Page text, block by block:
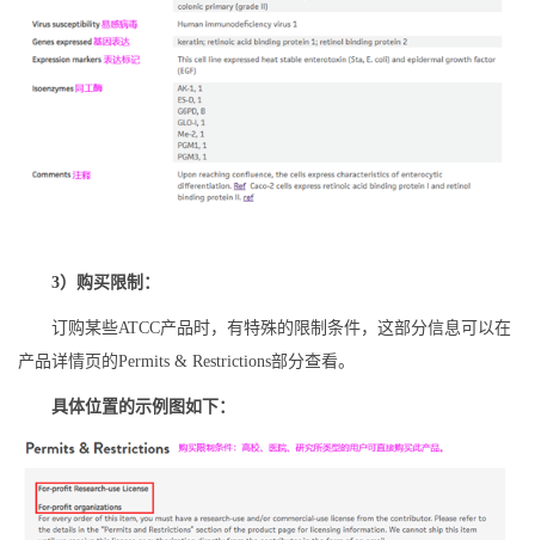
3） 购买限制：
订购某些ATCC产品时，有特殊的限制条件，这部分信息可以在
产品详情页的Permits & Restrictions部分查看。
具体位置的示例图如下：